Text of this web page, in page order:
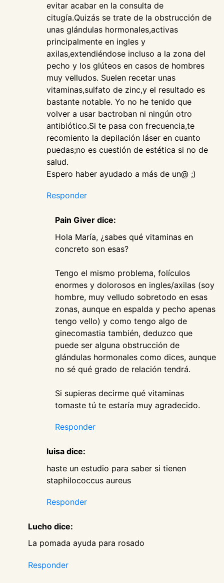
evitar acabar en la consulta de
citugía.Quizás se trate de la obstrucción de
unas glándulas hormonales,activas
principalmente en ingles y
axilas,extendiéndose incluso a la zona del
pecho y los glúteos en casos de hombres
muy velludos. Suelen recetar unas
vitaminas,sulfato de zinc,y el resultado es
bastante notable. Yo no he tenido que
volver a usar bactroban ni ningún otro
antibiótico.Si te pasa con frecuencia,te
recomiento la depilación láser en cuanto
puedas;no es cuestión de estética si no de
salud.
Espero haber ayudado a más de un@ ;)
Responder
Pain Giver dice:
Hola María, ¿sabes qué vitaminas en
concreto son esas?
Tengo el mismo problema, folículos
enormes y dolorosos en ingles/axilas (soy
hombre, muy velludo sobretodo en esas
zonas, aunque en espalda y pecho apenas
tengo vello) y como tengo algo de
ginecomastia también, deduzco que
puede ser alguna obstrucción de
glándulas hormonales como dices, aunque
no sé qué grado de relación tendrá.
Si supieras decirme qué vitaminas
tomaste tú te estaría muy agradecido.
Responder
luisa dice:
haste un estudio para saber si tienen
staphilococcus aureus
Responder
Lucho dice:
La pomada ayuda para rosado
Responder